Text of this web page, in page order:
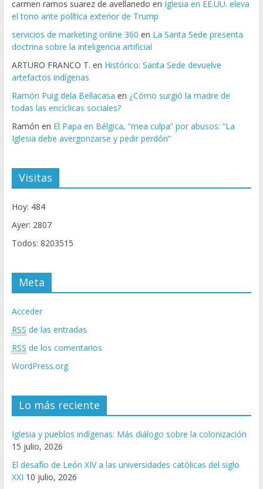
carmen ramos suarez de avellanedo en Iglesia en EE.UU. eleva
el tono ante política exterior de Trump
servicios de marketing online 360 en La Santa Sede presenta
doctrina sobre la inteligencia artificial
ARTURO FRANCO T. en Histórico: Santa Sede devuelve
artefactos indígenas
Ramón Puig dela Bellacasa en ¿Cómo surgió la madre de
todas las encíclicas sociales?
Ramón en El Papa en Bélgica, “mea culpa” por abusos: “La
Iglesia debe avergonzarse y pedir perdón”
Visitas
Hoy: 484
Ayer: 2807
Todos: 8203515
Meta
Acceder
RSS de las entradas
RSS de los comentarios
WordPress.org
Lo más reciente
Iglesia y pueblos indígenas: Más diálogo sobre la colonización
15 julio, 2026
El desafío de León XIV a las universidades católicas del siglo
XXI 10 julio, 2026